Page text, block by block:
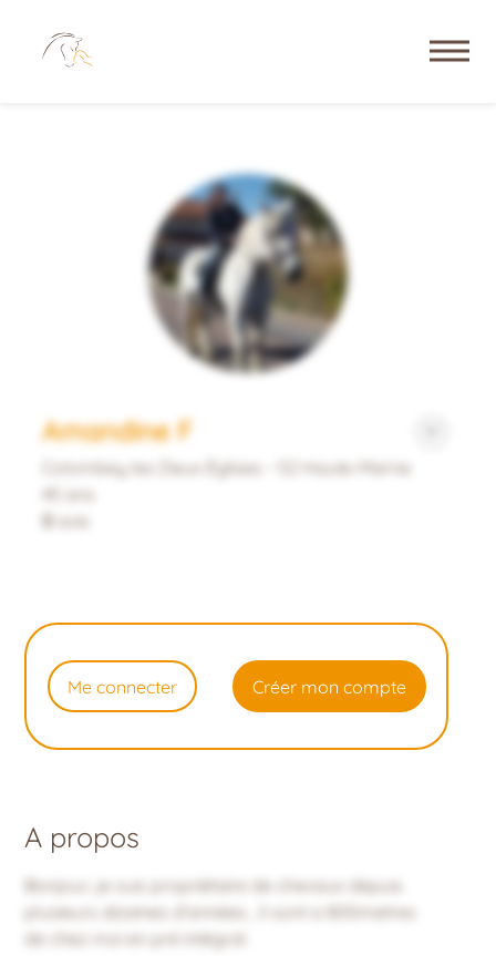
Amandine F
Colombey les Deux Églises - 52 Haute-Marne
45 ans
0 avis
Me connecter Créer mon compte
A propos
Bonjour, je suis propriétaire de chevaux depuis
plusieurs dizaines d'années , il sont a 800metres
de chez moi en pré intégral.